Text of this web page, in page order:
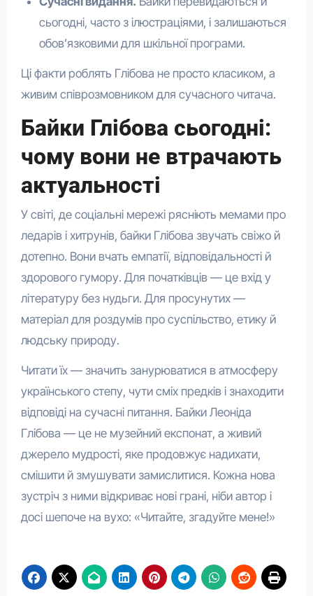
сьогодні, часто з ілюстраціями, і залишаються
обов’язковими для шкільної програми.
Ці факти роблять Глібова не просто класиком, а
живим співрозмовником для сучасного читача.
Байки Глібова сьогодні:
чому вони не втрачають
актуальності
У світі, де соціальні мережі рясніють мемами про
ледарів і хитрунів, байки Глібова звучать свіжо й
дотепно. Вони вчать емпатії, відповідальності й
здорового гумору. Для початківців — це вхід у
літературу без нудьги. Для просунутих —
матеріал для роздумів про суспільство, етику й
людську природу.
Читати їх — значить занурюватися в атмосферу
українського степу, чути сміх предків і знаходити
відповіді на сучасні питання. Байки Леоніда
Глібова — це не музейний експонат, а живий
джерело мудрості, яке продовжує надихати,
смішити й змушувати замислитися. Кожна нова
зустріч з ними відкриває нові грані, ніби автор і
досі шепоче на вухо: «Читайте, згадуйте мене!»